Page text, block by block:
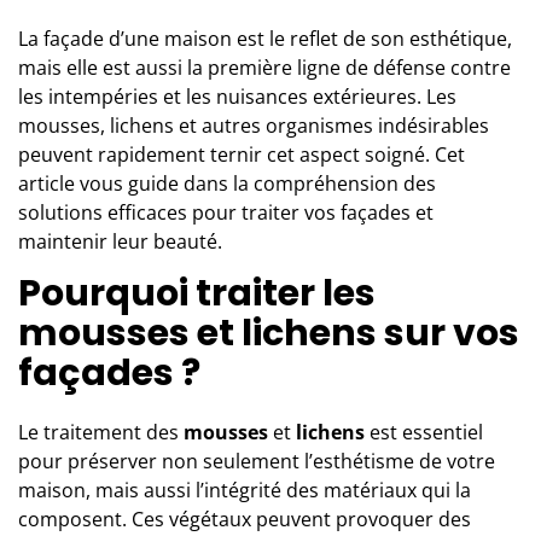
La façade d’une maison est le reflet de son esthétique,
mais elle est aussi la première ligne de défense contre
les intempéries et les nuisances extérieures. Les
mousses, lichens et autres organismes indésirables
peuvent rapidement ternir cet aspect soigné. Cet
article vous guide dans la compréhension des
solutions efficaces pour traiter vos façades et
maintenir leur beauté.
Pourquoi traiter les
mousses et lichens sur vos
façades ?
Le traitement des mousses et lichens est essentiel
pour préserver non seulement l’esthétisme de votre
maison, mais aussi l’intégrité des matériaux qui la
composent. Ces végétaux peuvent provoquer des